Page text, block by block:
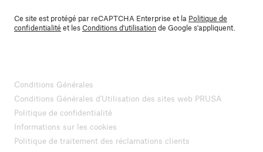
Ce site est protégé par reCAPTCHA Enterprise et la Politique de
confidentialité et lesConditions d'utilisationde Google s'appliquent.
Conditions Générales
Conditions Générales d'Utilisation des sites web PRUSA
Politique de confidentialité
Informations sur les cookies
Politique de traitement des réclamations clients